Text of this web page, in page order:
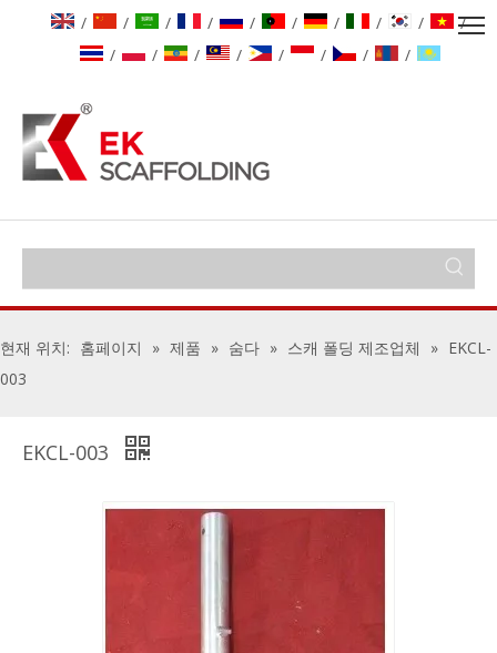
/ / / / / / / / /
/
/
/ / / / / / /
현재 위치: 홈페이지 » 제품 » 숨다 » 스캐 폴딩 제조업체 » EKCL-
003
EKCL-003